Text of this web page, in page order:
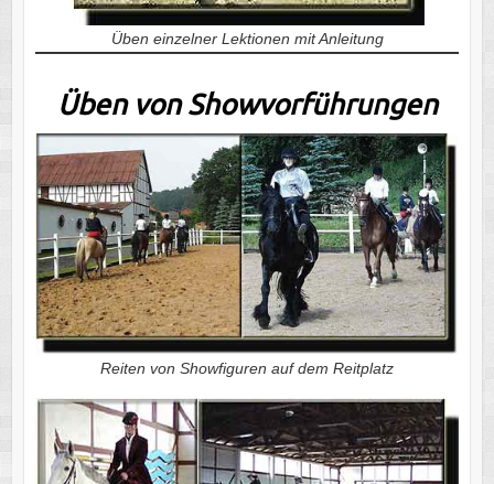
Üben einzelner Lektionen mit Anleitung
Üben von Showvorführungen
Reiten von Showfiguren auf dem Reitplatz